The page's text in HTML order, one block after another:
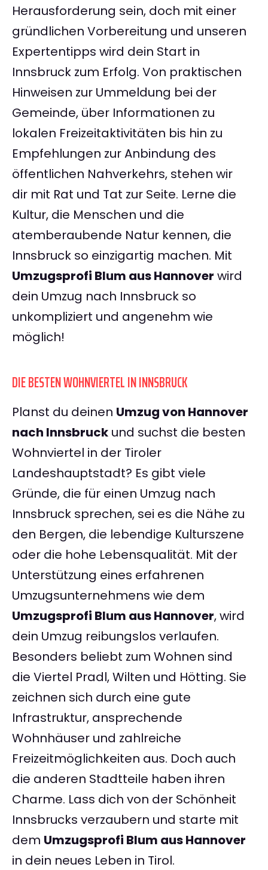
Herausforderung sein, doch mit einer
gründlichen Vorbereitung und unseren
Expertentipps wird dein Start in
Innsbruck zum Erfolg. Von praktischen
Hinweisen zur Ummeldung bei der
Gemeinde, über Informationen zu
lokalen Freizeitaktivitäten bis hin zu
Empfehlungen zur Anbindung des
öffentlichen Nahverkehrs, stehen wir
dir mit Rat und Tat zur Seite. Lerne die
Kultur, die Menschen und die
atemberaubende Natur kennen, die
Innsbruck so einzigartig machen. Mit
Umzugsprofi Blum aus Hannover wird
dein Umzug nach Innsbruck so
unkompliziert und angenehm wie
möglich!
DIE BESTEN WOHNVIERTEL IN INNSBRUCK
Planst du deinen Umzug von Hannover
nach Innsbruck und suchst die besten
Wohnviertel in der Tiroler
Landeshauptstadt? Es gibt viele
Gründe, die für einen Umzug nach
Innsbruck sprechen, sei es die Nähe zu
den Bergen, die lebendige Kulturszene
oder die hohe Lebensqualität. Mit der
Unterstützung eines erfahrenen
Umzugsunternehmens wie dem
Umzugsprofi Blum aus Hannover, wird
dein Umzug reibungslos verlaufen.
Besonders beliebt zum Wohnen sind
die Viertel Pradl, Wilten und Hötting. Sie
zeichnen sich durch eine gute
Infrastruktur, ansprechende
Wohnhäuser und zahlreiche
Freizeitmöglichkeiten aus. Doch auch
die anderen Stadtteile haben ihren
Charme. Lass dich von der Schönheit
Innsbrucks verzaubern und starte mit
dem Umzugsprofi Blum aus Hannover
in dein neues Leben in Tirol.